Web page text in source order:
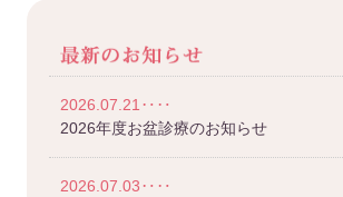
2026.07.21‥‥
2026年度お盆診療のお知らせ
2026.07.03‥‥